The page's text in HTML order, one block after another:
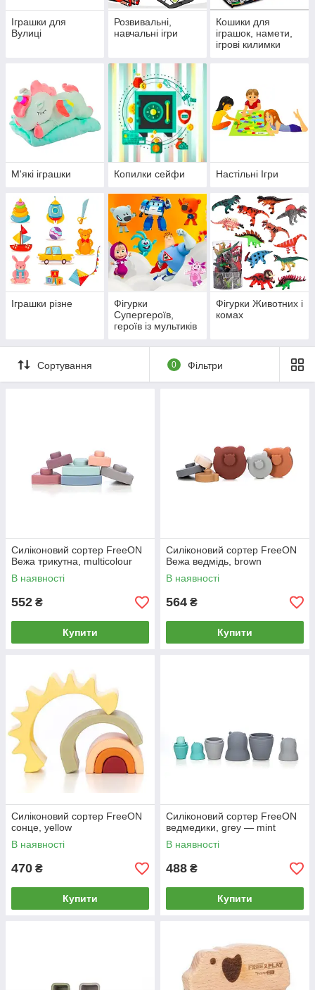
Іграшки для
Вулиці
Розвивальні,
навчальні ігри
Кошики для
іграшок, намети,
ігрові килимки
М'які іграшки Копилки сейфи Настільні Ігри
Іграшки різне
Фігурки
Супергероїв,
героїв із мультиків
Фігурки Животних і
комах
Сортування 0 Фільтри
Силіконовий сортер FreeON
Вежа трикутна, multicolour
В наявності
552 ₴
Купити
Силіконовий сортер FreeON
Вежа ведмідь, brown
В наявності
564 ₴
Купити
Силіконовий сортер FreeON
сонце, yellow
В наявності
470 ₴
Купити
Силіконовий сортер FreeON
ведмедики, grey — mint
В наявності
488 ₴
Купити